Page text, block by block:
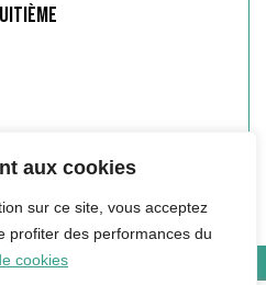
aux cookies
sur ce site, vous acceptez
profiter des performances du
cookies
Qualité Informatique |